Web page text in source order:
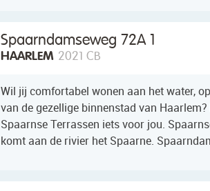
Spaarndamseweg 72A 1
HAARLEM 2021 CB
Wil jij comfortabel wonen aan het water,
van de gezellige binnenstad van
Spaarnse Terrassen iets voor jou.
komt aan de rivier het Spaarne.